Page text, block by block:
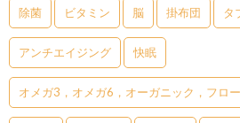
除菌 ビタミン 脳 掛布団 タ
アンチエイジング 快眠
オメガ3，オメガ6，オーガニック，フロ